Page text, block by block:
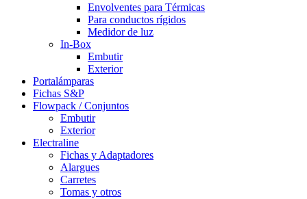
Envolventes para Térmicas
Para conductos rígidos
Medidor de luz
In-Box
Embutir
Exterior
Portalámparas
Fichas S&P
Flowpack / Conjuntos
Embutir
Exterior
Electraline
Fichas y Adaptadores
Alargues
Carretes
Tomas y otros